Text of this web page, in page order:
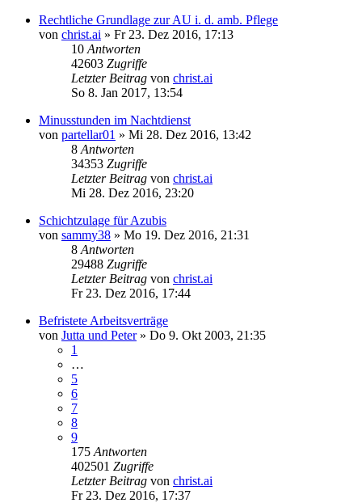
Rechtliche Grundlage zur AU i. d. amb. Pflege
von christ.ai » Fr 23. Dez 2016, 17:13
10 Antworten
42603 Zugriffe
Letzter Beitrag von christ.ai
So 8. Jan 2017, 13:54
Minusstunden im Nachtdienst
von partellar01 » Mi 28. Dez 2016, 13:42
8 Antworten
34353 Zugriffe
Letzter Beitrag von christ.ai
Mi 28. Dez 2016, 23:20
Schichtzulage für Azubis
von sammy38 » Mo 19. Dez 2016, 21:31
8 Antworten
29488 Zugriffe
Letzter Beitrag von christ.ai
Fr 23. Dez 2016, 17:44
Befristete Arbeitsverträge
von Jutta und Peter» Do 9. Okt 2003, 21:35
1
…
5
6
7
8
9
175 Antworten
402501 Zugriffe
Letzter Beitrag von christ.ai
Fr 23. Dez 2016, 17:37